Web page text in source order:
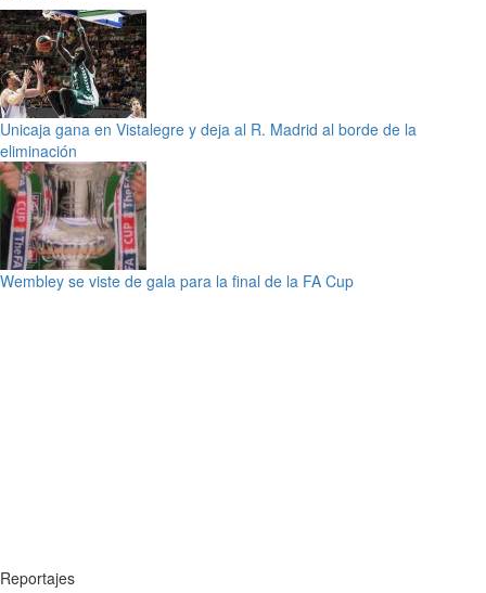
Unicaja gana en Vistalegre y deja al R. Madrid al borde de la
eliminación
Wembley se viste de gala para la final de la FA Cup
Reportajes